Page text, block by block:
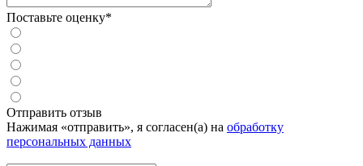
Поставьте оценку*
Отправить отзыв
Нажимая «отправить», я согласен(а) на обработку
персональных данных